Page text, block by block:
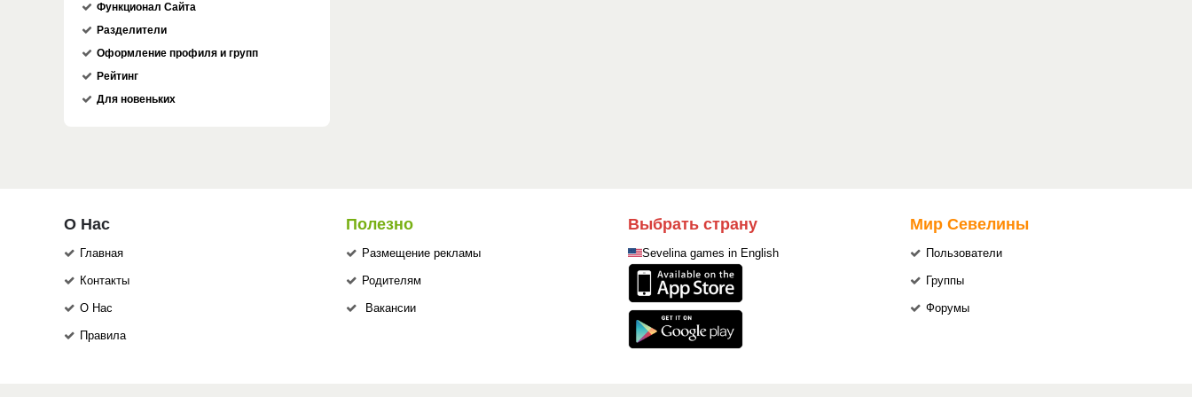
Функционал Сайта
Разделители
Оформление профиля и групп
Рейтинг
Для новеньких
О Нас
Главная
Контакты
О Нас
Правила
Полезно
Размещение рекламы
Родителям
Вакансии
Выбрать страну
Sevelina games in English
Мир Севелины
Пользователи
Группы
Форумы